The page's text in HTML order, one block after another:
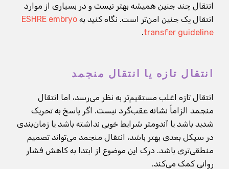
انتقال چند جنین همیشه بهتر نیست و در بسیاری از موارد
انتقال یک جنین امن‌تر است. نگاه کنید به ESHRE embryo
transfer guideline
.
انتقال تازه یا انتقال منجمد
انتقال تازه اغلب مستقیم‌تر به نظر می‌رسد، اما انتقال
منجمد الزاماً نشانه عقب‌گرد نیست. اگر پاسخ به تحریک
شدید باشد یا آندومتر شرایط خوبی نداشته باشد یا زمان‌بندی
در سیکل بعدی بهتر باشد، انتقال منجمد می‌تواند تصمیم
منطقی‌تری باشد. درک این موضوع از ابتدا به کاهش فشار
روانی کمک می‌کند.